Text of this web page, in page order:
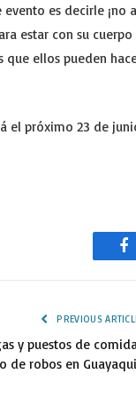
es decirle ¡no
estar con su
que ellos pueden
el próximo 23 de
PREVIOUS
y puestos de
de robos en